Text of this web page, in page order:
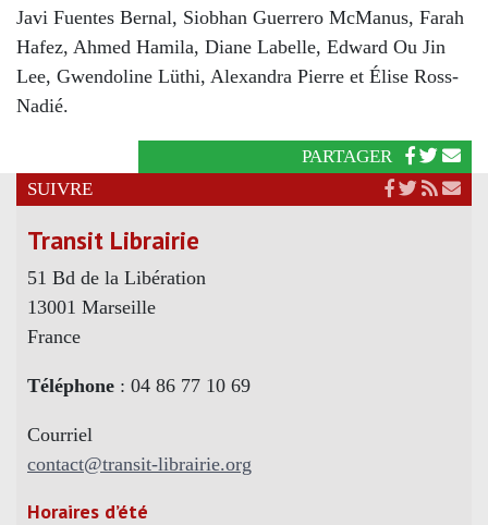
Javi Fuentes Bernal, Siobhan Guerrero McManus, Farah
Hafez, Ahmed Hamila, Diane Labelle, Edward Ou Jin
Lee, Gwendoline Lüthi, Alexandra Pierre et Élise Ross-
Nadié.
PARTAGER
SUIVRE
Transit Librairie
51 Bd de la Libération
13001 Marseille
France
Téléphone : 04 86 77 10 69
Courriel
contact@transit-librairie.org
Horaires d’été